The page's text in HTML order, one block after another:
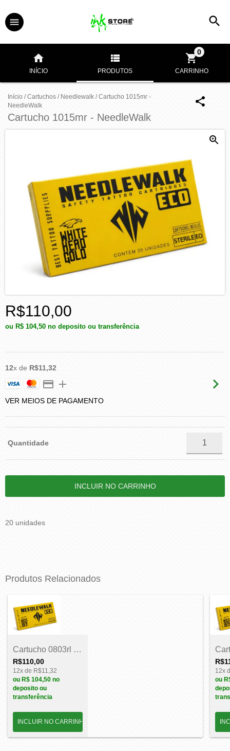
INÍCIO PRODUTOS CARRINHO
0
Início / Cartuchos / Needlewalk / Cartucho 1015mr -
NeedleWalk
Cartucho 1015mr - NeedleWalk
R$110,00
ou R$ 104,50 no deposito ou transferência
12x de R$11,32
VER MEIOS DE PAGAMENTO
Quantidade
20 unidades
Produtos Relacionados
Cartucho 0803rl - NeedleWalk
R$110,00
12x de R$11,32
ou R$ 104,50 no
deposito ou
transferência
12x
ou